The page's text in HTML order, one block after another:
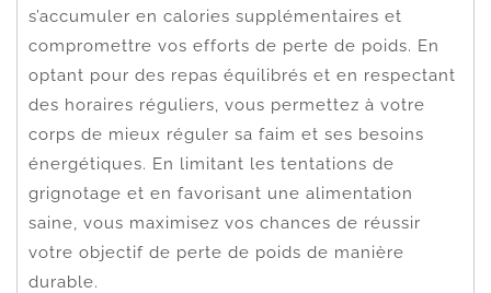
s’accumuler en calories supplémentaires et
compromettre vos efforts de perte de poids. En
optant pour des repas équilibrés et en respectant
des horaires réguliers, vous permettez à votre
corps de mieux réguler sa faim et ses besoins
énergétiques. En limitant les tentations de
grignotage et en favorisant une alimentation
saine, vous maximisez vos chances de réussir
votre objectif de perte de poids de manière
durable.